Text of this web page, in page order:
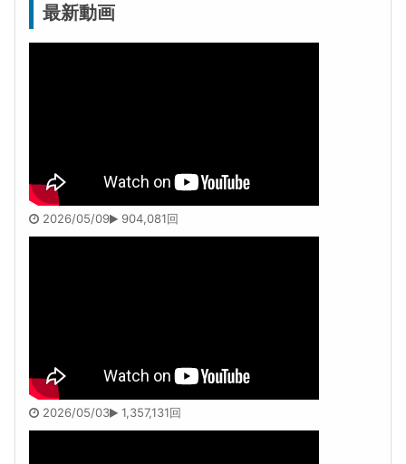
最新動画
2026/05/09 904,081回
2026/05/03 1,357,131回